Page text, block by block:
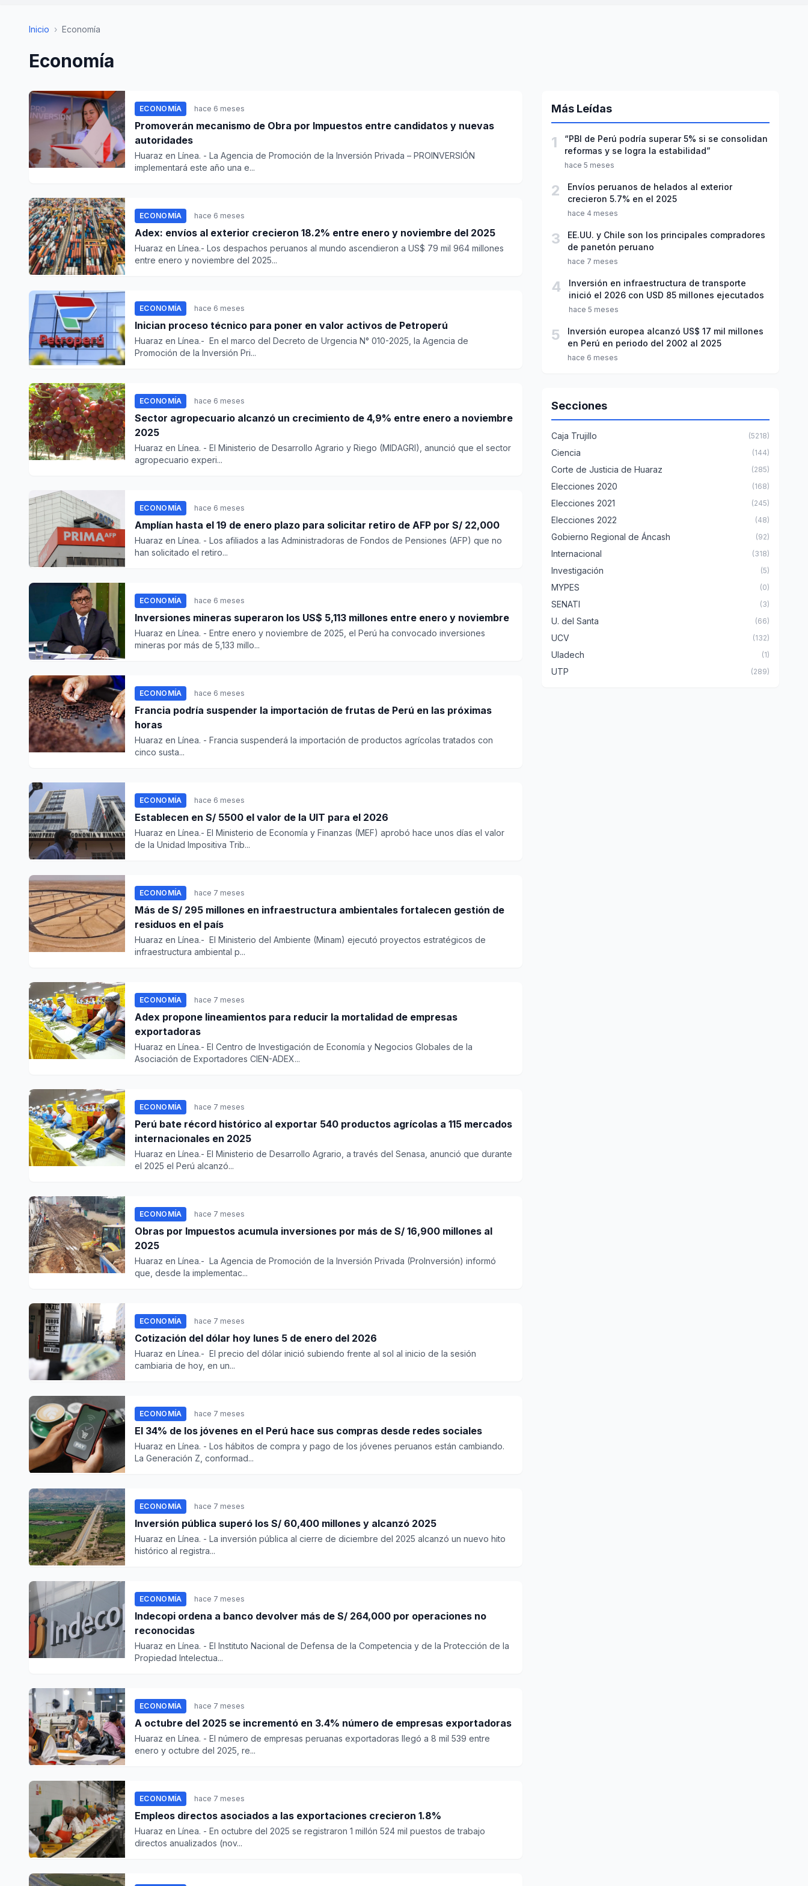
Inicio › Economía
Economía
ECONOMÍA hace 6 meses
Promoverán mecanismo de Obra por Impuestos entre candidatos y nuevas
autoridades
Huaraz en Línea. - La Agencia de Promoción de la Inversión Privada – PROINVERSIÓN
implementará este año una e...
ECONOMÍA hace 6 meses
Adex: envíos al exterior crecieron 18.2% entre enero y noviembre del 2025
Huaraz en Línea.- Los despachos peruanos al mundo ascendieron a US$ 79 mil 964 millones
entre enero y noviembre del 2025...
ECONOMÍA hace 6 meses
Inician proceso técnico para poner en valor activos de Petroperú
Huaraz en Línea.- En el marco del Decreto de Urgencia N° 010-2025, la Agencia de
Promoción de la Inversión Pri...
ECONOMÍA hace 6 meses
Sector agropecuario alcanzó un crecimiento de 4,9% entre enero a noviembre
2025
Huaraz en Línea. - El Ministerio de Desarrollo Agrario y Riego (MIDAGRI), anunció que el sector
agropecuario experi...
ECONOMÍA hace 6 meses
Amplían hasta el 19 de enero plazo para solicitar retiro de AFP por S/ 22,000
Huaraz en Línea. - Los afiliados a las Administradoras de Fondos de Pensiones (AFP) que no
han solicitado el retiro...
ECONOMÍA hace 6 meses
Inversiones mineras superaron los US$ 5,113 millones entre enero y noviembre
Huaraz en Línea. - Entre enero y noviembre de 2025, el Perú ha convocado inversiones
mineras por más de 5,133 millo...
ECONOMÍA hace 6 meses
Francia podría suspender la importación de frutas de Perú en las próximas
horas
Huaraz en Línea. - Francia suspenderá la importación de productos agrícolas tratados con
cinco susta...
ECONOMÍA hace 6 meses
Establecen en S/ 5500 el valor de la UIT para el 2026
Huaraz en Línea.- El Ministerio de Economía y Finanzas (MEF) aprobó hace unos días el valor
de la Unidad Impositiva Trib...
ECONOMÍA hace 7 meses
Más de S/ 295 millones en infraestructura ambientales fortalecen gestión de
residuos en el país
Huaraz en Línea.- El Ministerio del Ambiente (Minam) ejecutó proyectos estratégicos de
infraestructura ambiental p...
ECONOMÍA hace 7 meses
Adex propone lineamientos para reducir la mortalidad de empresas
exportadoras
Huaraz en Línea.- El Centro de Investigación de Economía y Negocios Globales de la
Asociación de Exportadores CIEN-ADEX...
ECONOMÍA hace 7 meses
Perú bate récord histórico al exportar 540 productos agrícolas a 115 mercados
internacionales en 2025
Huaraz en Línea.- El Ministerio de Desarrollo Agrario, a través del Senasa, anunció que durante
el 2025 el Perú alcanzó...
ECONOMÍA hace 7 meses
Obras por Impuestos acumula inversiones por más de S/ 16,900 millones al
2025
Huaraz en Línea.- La Agencia de Promoción de la Inversión Privada (ProInversión) informó
que, desde la implementac...
ECONOMÍA hace 7 meses
Cotización del dólar hoy lunes 5 de enero del 2026
Huaraz en Línea.- El precio del dólar inició subiendo frente al sol al inicio de la sesión
cambiaria de hoy, en un...
ECONOMÍA hace 7 meses
El 34% de los jóvenes en el Perú hace sus compras desde redes sociales
Huaraz en Línea. - Los hábitos de compra y pago de los jóvenes peruanos están cambiando.
La Generación Z, conformad...
ECONOMÍA hace 7 meses
Inversión pública superó los S/ 60,400 millones y alcanzó 2025
Huaraz en Línea. - La inversión pública al cierre de diciembre del 2025 alcanzó un nuevo hito
histórico al registra...
ECONOMÍA hace 7 meses
Indecopi ordena a banco devolver más de S/ 264,000 por operaciones no
reconocidas
Huaraz en Línea. - El Instituto Nacional de Defensa de la Competencia y de la Protección de la
Propiedad Intelectua...
ECONOMÍA hace 7 meses
A octubre del 2025 se incrementó en 3.4% número de empresas exportadoras
Huaraz en Línea. - El número de empresas peruanas exportadoras llegó a 8 mil 539 entre
enero y octubre del 2025, re...
ECONOMÍA hace 7 meses
Empleos directos asociados a las exportaciones crecieron 1.8%
Huaraz en Línea. - En octubre del 2025 se registraron 1 millón 524 mil puestos de trabajo
directos anualizados (nov...
Más Leídas
1
“PBI de Perú podría superar 5% si se consolidan
reformas y se logra la estabilidad”
hace 5 meses
2
Envíos peruanos de helados al exterior
crecieron 5.7% en el 2025
hace 4 meses
3
EE.UU. y Chile son los principales compradores
de panetón peruano
hace 7 meses
4
Inversión en infraestructura de transporte
inició el 2026 con USD 85 millones ejecutados
hace 5 meses
5
Inversión europea alcanzó US$ 17 mil millones
en Perú en periodo del 2002 al 2025
hace 6 meses
Secciones
Caja Trujillo (5218)
Ciencia (144)
Corte de Justicia de Huaraz (285)
Elecciones 2020 (168)
Elecciones 2021 (245)
Elecciones 2022 (48)
Gobierno Regional de Áncash (92)
Internacional (318)
Investigación (5)
MYPES (0)
SENATI (3)
U. del Santa (66)
UCV (132)
Uladech (1)
UTP (289)